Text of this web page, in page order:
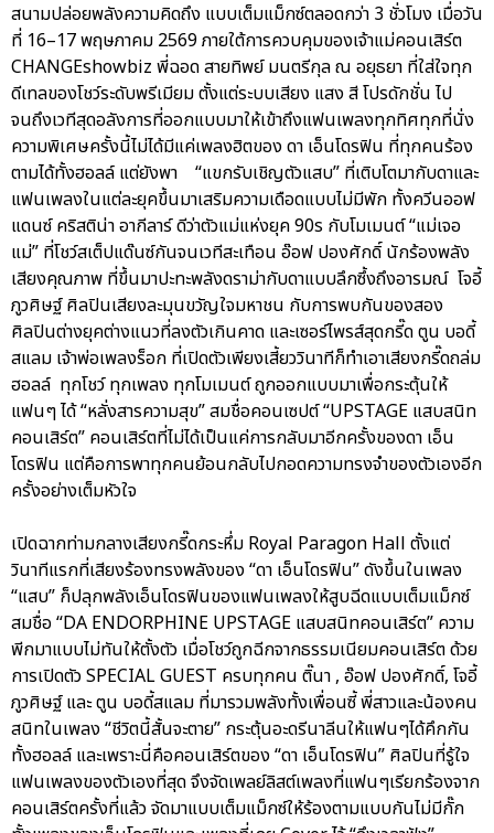
สนามปล่อยพลังความคิดถึง แบบเต็มแม็กซ์ตลอดกว่า 3 ชั่วโมง เมื่อวัน
ที่ 16–17 พฤษภาคม 2569 ภายใต้การควบคุมของเจ้าแม่คอนเสิร์ต
CHANGEshowbiz พี่ฉอด สายทิพย์ มนตรีกุล ณ อยุธยา ที่ใส่ใจทุก
ดีเทลของโชว์ระดับพรีเมียม ตั้งแต่ระบบเสียง แสง สี โปรดักชั่น ไป
จนถึงเวทีสุดอลังการที่ออกแบบมาให้เข้าถึงแฟนเพลงทุกทิศทุกที่นั่ง
ความพิเศษครั้งนี้ไม่ได้มีแค่เพลงฮิตของ ดา เอ็นโดรฟิน ที่ทุกคนร้อง
ตามได้ทั้งฮอลล์ แต่ยังพา “แขกรับเชิญตัวแสบ” ที่เติบโตมากับดาและ
แฟนเพลงในแต่ละยุคขึ้นมาเสริมความเดือดแบบไม่มีพัก ทั้งควีนออฟ
แดนซ์ คริสติน่า อากีลาร์ ดีว่าตัวแม่แห่งยุค 90s กับโมเมนต์ “แม่เจอ
แม่” ที่โชว์สเต็ปแด๊นซ์กันจนเวทีสะเทือน อ๊อฟ ปองศักดิ์ นักร้องพลัง
เสียงคุณภาพ ที่ขึ้นมาปะทะพลังดราม่ากับดาแบบลึกซึ้งถึงอารมณ์ โจอี้
ภูวศิษฐ์ ศิลปินเสียงละมุนขวัญใจมหาชน กับการพบกันของสอง
ศิลปินต่างยุคต่างแนวที่ลงตัวเกินคาด และเซอร์ไพรส์สุดกรี๊ด ตูน บอดี้
สแลม เจ้าพ่อเพลงร็อก ที่เปิดตัวเพียงเสี้ยววินาทีก็ทำเอาเสียงกรี๊ดถล่ม
ฮอลล์ ทุกโชว์ ทุกเพลง ทุกโมเมนต์ ถูกออกแบบมาเพื่อกระตุ้นให้
แฟนๆ ได้ “หลั่งสารความสุข” สมชื่อคอนเซปต์ “UPSTAGE แสบสนิท
คอนเสิร์ต” คอนเสิร์ตที่ไม่ได้เป็นแค่การกลับมาอีกครั้งของดา เอ็น
โดรฟิน แต่คือการพาทุกคนย้อนกลับไปกอดความทรงจำของตัวเองอีก
ครั้งอย่างเต็มหัวใจ
เปิดฉากท่ามกลางเสียงกรี๊ดกระหึ่ม Royal Paragon Hall ตั้งแต่
วินาทีแรกที่เสียงร้องทรงพลังของ “ดา เอ็นโดรฟิน” ดังขึ้นในเพลง
“แสบ” ก็ปลุกพลังเอ็นโดรฟินของแฟนเพลงให้สูบฉีดแบบเต็มแม็กซ์
สมชื่อ “DA ENDORPHINE UPSTAGE แสบสนิทคอนเสิร์ต” ความ
พีกมาแบบไม่ทันให้ตั้งตัว เมื่อโชว์ถูกฉีกจากธรรมเนียมคอนเสิร์ต ด้วย
การเปิดตัว SPECIAL GUEST ครบทุกคน ติ๊นา , อ๊อฟ ปองศักดิ์, โจอี้
ภูวศิษฐ์ และ ตูน บอดี้สแลม ที่มารวมพลังทั้งเพื่อนซี้ พี่สาวและน้องคน
สนิทในเพลง “ชีวิตนี้สั้นจะตาย” กระตุ้นอะดรีนาลีนให้แฟนๆได้คึกกัน
ทั้งฮอลล์ และเพราะนี่คือคอนเสิร์ตของ “ดา เอ็นโดรฟิน” ศิลปินที่รู้ใจ
แฟนเพลงของตัวเองที่สุด จึงจัดเพลย์ลิสต์เพลงที่แฟนๆเรียกร้องจาก
คอนเสิร์ตครั้งที่แล้ว จัดมาแบบเต็มแม็กซ์ให้ร้องตามแบบกันไม่มีกั๊ก